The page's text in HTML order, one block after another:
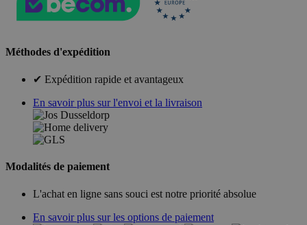
Méthodes d'expédition
✔ Expédition rapide et avantageux
En savoir plus sur l'envoi et la livraison
Modalités de paiement
L'achat en ligne sans souci est notre priorité absolue
En savoir plus sur les options de paiement